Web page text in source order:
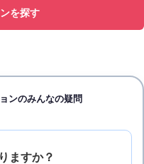
を探す
ンのみんなの疑問
ますか？